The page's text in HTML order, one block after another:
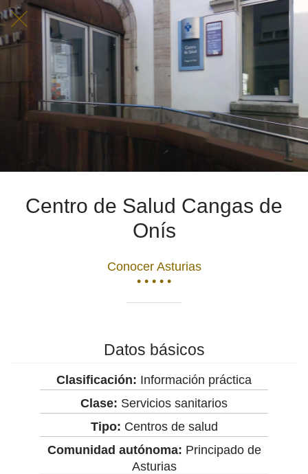
Centro de Salud Cangas de
Onís
Conocer Asturias
• • • • •
Datos básicos
Clasificación: Información práctica
Clase: Servicios sanitarios
Tipo: Centros de salud
Comunidad autónoma: Principado de
Asturias